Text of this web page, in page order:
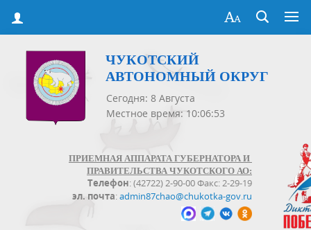
ЧУКОТСКИЙ
АВТОНОМНЫЙ ОКРУГ
Сегодня: 8 Августа
Местное время: 10:06:54
ПРИЕМНАЯ АППАРАТА ГУБЕРНАТОРА И
ПРАВИТЕЛЬСТВА ЧУКОТСКОГО АО:
Телефон: (42722) 2-90-00 Факс: 2-29-19
эл. почта:admin87chao@chukotka-gov.ru